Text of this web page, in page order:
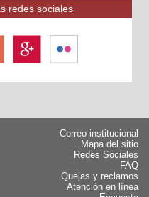
redes sociales
Correo institucional
Mapa del sitio
Redes Sociales
FAQ
Quejas y reclamos
Atención en línea